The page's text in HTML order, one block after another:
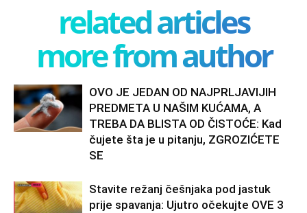
related articles
more from author
OVO JE JEDAN OD NAJPRLJAVIJIH
PREDMETA U NAŠIM KUĆAMA, A
TREBA DA BLISTA OD ČISTOĆE: Kad
čujete šta je u pitanju, ZGROZIĆETE
SE
Stavite režanj češnjaka pod jastuk
prije spavanja: Ujutro očekujte OVE 3